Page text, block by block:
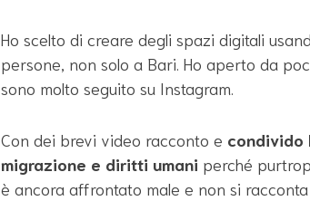
Ho scelto di creare degli spazi digitali
persone, non solo a Bari. Ho aperto da
sono molto seguito su Instagram.
Con dei brevi video racconto e condivido
migrazione e diritti umani perché
è ancora affrontato male e non si